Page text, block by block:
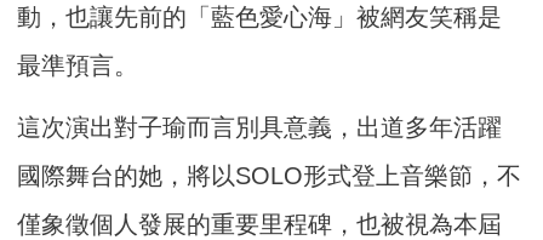
動，也讓先前的「藍色愛心海」被網友笑稱是
最準預言。
這次演出對子瑜而言別具意義，出道多年活躍
國際舞台的她，將以SOLO形式登上音樂節，不
僅象徵個人發展的重要里程碑，也被視為本屆